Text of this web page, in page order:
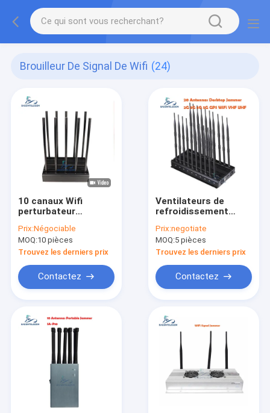
Brouilleur De Signal De Wifi (24)
10 canaux Wifi
perturbateur
Prix:Négociable
MOQ:10 pièces
Trouvez les derniers prix
Contactez
Ventilateurs de
refroidissement
WiFi 2,4 GHz 5,2 GHz
5,8 GHz 52w Pour les
musées Galeries
Prix:negotiate
MOQ:5 pièces
Trouvez les derniers prix
Contactez